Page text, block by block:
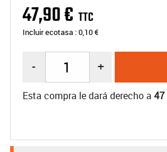
47,90€ TTC
Incluir ecotasa :0,10€
- +
Esta compra le dará derecho a 47